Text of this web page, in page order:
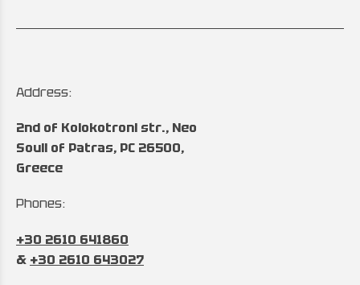
Address:
2nd of Kolokotroni str., Neo
Souli of Patras, PC 26500,
Greece
Phones:
+30 2610 641860
& +30 2610 643027